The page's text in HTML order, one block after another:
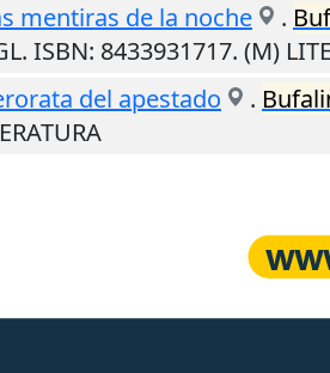
mentiras de la noche
.
ISBN: 8433931717. (M)
del apestado
.